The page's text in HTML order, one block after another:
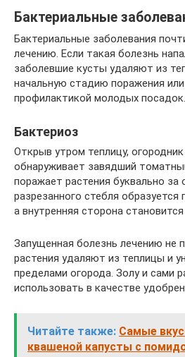
Бактериальные
Бактериальные заболевания
лечению. Если такая болезнь
заболевшие кусты удаляют из
начальную стадию поражения
профилактикой молодых посадок.
Бактериоз
Открыв утром теплицу,
обнаруживает завядший
поражает растения буквально за
разрезанного стебля
а внутренняя сторона становится
Запущенная болезнь лечению не
растения удаляют из теплицы и
пределами огорода. Золу и сами
использовать в качестве
Читайте также: Самые
квашеной капусты с